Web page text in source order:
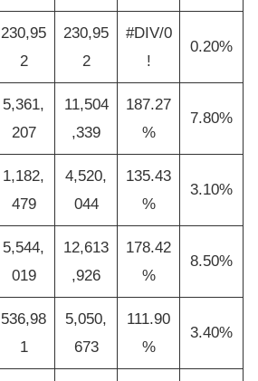
230,95
2
230,95
2
#DIV/0
!
0.20%
5,361,
207
11,504
,339
187.27
%
7.80%
1,182,
479
4,520,
044
135.43
%
3.10%
5,544,
019
12,613
,926
178.42
%
8.50%
536,98
1
5,050,
673
111.90
%
3.40%